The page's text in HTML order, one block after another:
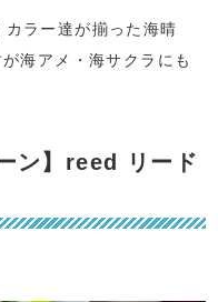
ラー達が揃った海晴
海アメ・海サクラにも
ン】reed リード